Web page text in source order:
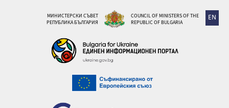
EN
МИНИСТЕРСКИ СЪВЕТ
РЕПУБЛИКА БЪЛГАРИЯ
COUNCIL OF MINISTERS OF THE
REPUBLIC OF BULGARIA